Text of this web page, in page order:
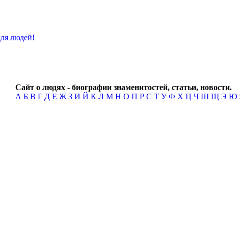
Сайт о людях - биографии знаменитостей, статьи, новости.
А Б В Г Д Е Ж З И Й К Л М Н О П Р С Т У Ф Х Ц Ч Ш Щ Э Ю